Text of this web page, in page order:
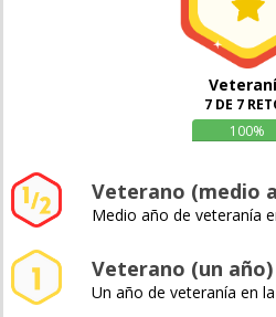
7 DE 7
100%
Veterano (medio
Medio año de veteranía
Veterano (un año)
Un año de veteranía en